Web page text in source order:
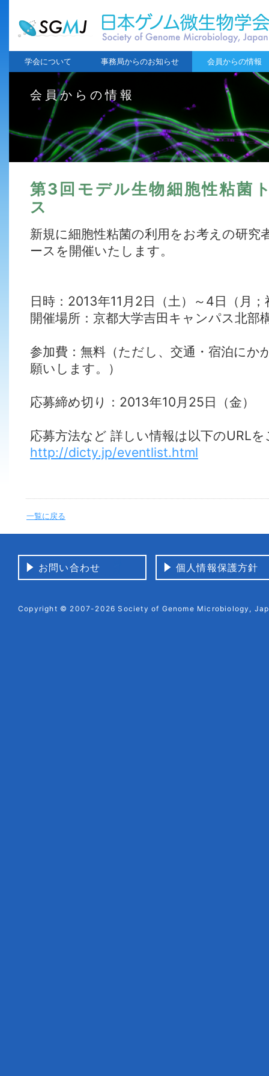
学会について 事務局からのお知らせ 会員からの情報
会員からの情報
第3回モデル生物細胞性粘菌
ス
新規に細胞性粘菌の利用をお考えの研究
ースを開催いたします。
日時：2013年11月2日（土）～4日（月；
開催場所：京都大学吉田キャンパス北部
参加費：無料（ただし、交通・宿泊にか
願いします。）
応募締め切り：2013年10月25日（金）
応募方法など 詳しい情報は以下のURL
http://dicty.jp/eventlist.html
一覧に戻る
お問い合わせ 個人情報保護方針
Copyright © 2007-2026 Society of Genome Microbiology,